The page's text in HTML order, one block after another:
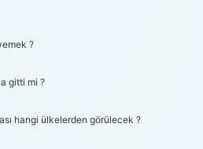
?
gitti mi ?
hangi ülkelerden görülecek ?